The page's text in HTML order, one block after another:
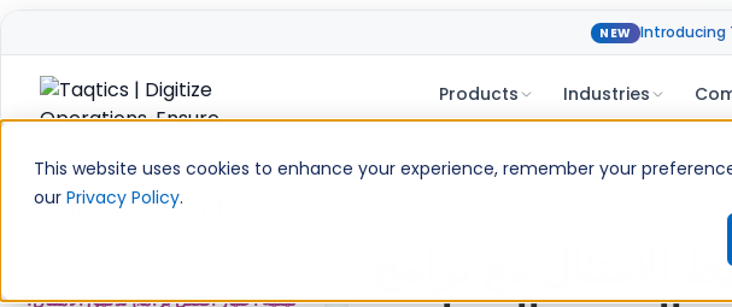
This website uses cookies to enhance your experience, remember your
our Privacy Policy.
NEW Introducing
Products Industries
Skip
content
Table of Contents
كيفية اختيار أفضل برامج تدقيق الامتثال؟
الامتثال مع برامج